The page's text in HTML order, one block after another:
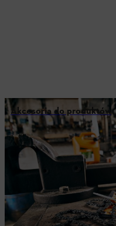
Akcesoria do produktów